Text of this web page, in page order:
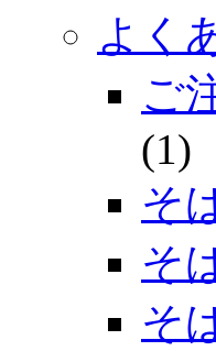
よく
ご
(1)
そ
そ
そ